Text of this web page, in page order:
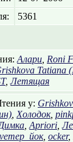
5361
Алари Roni
Tatiana
,Летящая
у:
Холодок,
Apriori ,
vетер_йок, ocker,